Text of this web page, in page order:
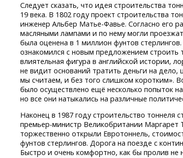
Следует сказать, что идея строительства
19 века. В 1802 году проект строительства
инженер Альбер Матье-Фавье. Согласно его
масляными лампами и по нему могли
была оценена в 1 миллион фунтов
ознакомился с новым предложением строить
влиятельная фигура в английской истории,
не видит оснований тратить деньги на дело,
мы считаем, и без того слишком коротким».
было осуществлено ещё несколько попыток
но все они натыкались на различные
Наконец в 1987 году строительство тоннеля
премьер-министр Великобритании Маргарет
торжественно открыли Евротоннель,
фунтов стерлингов. Дорога на поезде с
Быстро и очень комфортно, как бы пролив